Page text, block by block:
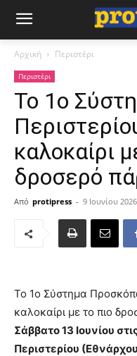
Αρχική Περιστέρι
Περιστέρι
Το 1ο
καλοκαίρι
δροσερό
Από protipress - 9 Ιουνίου 2026
Το 1ο Σύστημα
καλοκαίρι με το πιο
Σάββατο 13 Ιουνίου
Περιστερίου